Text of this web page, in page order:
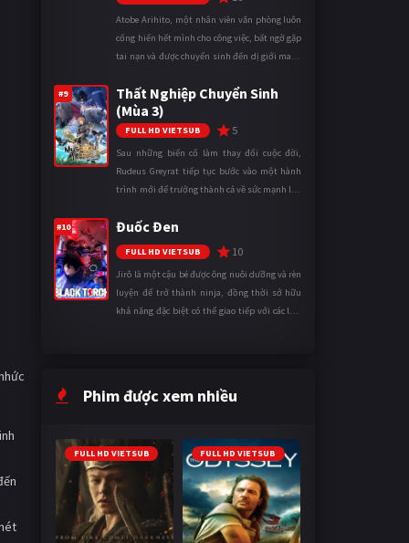
Atobe Arihito, một nhân viên văn phòng luôn
cống hiến hết mình cho công việc, bất ngờ gặp
tai nạn và được chuyển sinh đến dị giới mang
thành một mạo hiểm gi ...
#9
Thất Nghiệp Chuyển Sinh
(Mùa 3)
FULL HD VIETSUB 5
Sau những biến cố làm thay đổi cuộc đời,
Rudeus Greyrat tiếp tục bước vào một hành
trình mới để trưởng thành cả về sức mạnh lẫn
ngày càng khắc nghiệt, anh ...
#10 Đuốc Đen
FULL HD VIETSUB 10
Jirô là một cậu bé được ông nuôi dưỡng và rèn
luyện để trở thành ninja, đồng thời sở hữu
khả năng đặc biệt có thể giao tiếp với các loài
Phim được xem nhiều
FULL HD VIETSUB FULL HD VIETSUB